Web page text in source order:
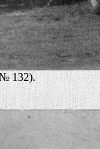
132).